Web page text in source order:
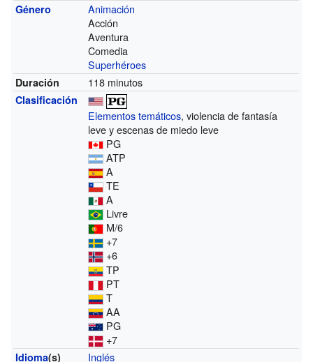
Género
Animación
Acción
Aventura
Comedia
Superhéroes
Duración 118 minutos
Clasificación
Elementos temáticos, violencia de fantasía
leve y escenas de miedo leve
PG
ATP
A
TE
A
Livre
M/6
+7
+6
TP
PT
T
AA
PG
+7
Idioma(s) Inglés